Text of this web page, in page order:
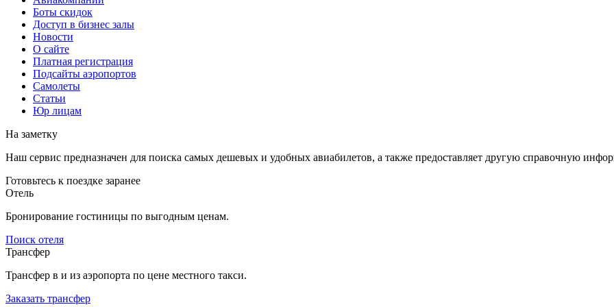
Боты скидок
Доступ в бизнес залы
Новости
О сайте
Платная регистрация
Подсайты аэропортов
Самолеты
Статьи
Юр лицам
На заметку
Наш сервис предназначен для поиска самых дешевых и удобных авиабилетов, а также предоставляет другую справочную
Готовьтесь к поездке заранее
Отель
Бронирование гостиницы по выгодным ценам.
Поиск отеля
Трансфер
Трансфер в и из аэропорта по цене местного такси.
Заказать трансфер